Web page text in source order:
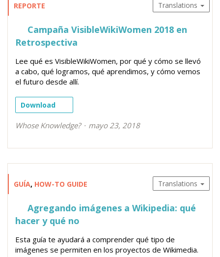
REPORTE Translations
Campaña VisibleWikiWomen 2018 en
Retrospectiva
Lee qué es VisibleWikiWomen, por qué y cómo se llevó
a cabo, qué logramos, qué aprendimos, y cómo vemos
el futuro desde allí.
Download
Whose Knowledge? mayo 23, 2018
GUÍA, HOW-TO GUIDE Translations
Agregando imágenes a Wikipedia: qué
hacer y qué no
Esta guía te ayudará a comprender qué tipo de
imágenes se permiten en los proyectos de Wikimedia.